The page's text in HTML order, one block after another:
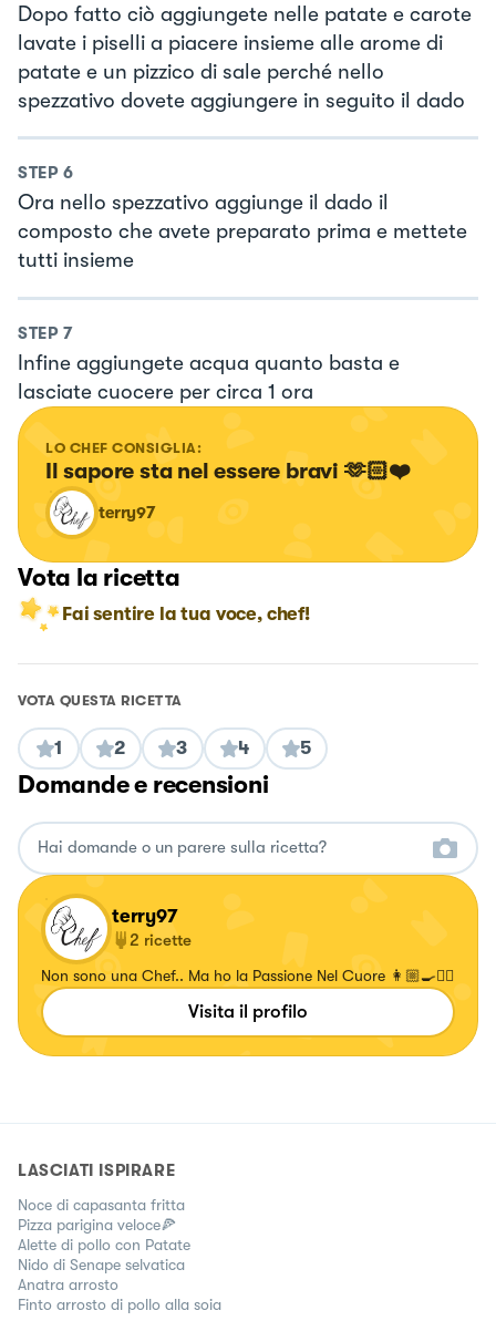
Dopo fatto ciò aggiungete nelle patate e carote
lavate i piselli a piacere insieme alle arome di
patate e un pizzico di sale perché nello
spezzativo dovete aggiungere in seguito il dado
STEP 6
Ora nello spezzativo aggiunge il dado il
composto che avete preparato prima e mettete
tutti insieme
STEP 7
Infine aggiungete acqua quanto basta e
lasciate cuocere per circa 1 ora
LO CHEF CONSIGLIA:
Il sapore sta nel essere bravi 🫶🏻❤️
terry97
Vota la ricetta
Fai sentire la tua voce, chef!
VOTA QUESTA RICETTA
1 2 3 4 5
Domande e recensioni
terry97
2 ricette
Non sono una Chef.. Ma ho la Passione Nel Cuore 👩🏼‍🍳❤️‍🔥
Visita il profilo
LASCIATI ISPIRARE
Noce di capasanta fritta
Pizza parigina veloce🍕
Alette di pollo con Patate
Nido di Senape selvatica
Anatra arrosto
Finto arrosto di pollo alla soia